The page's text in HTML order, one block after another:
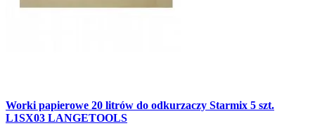
Worki papierowe 20 litrów do odkurzaczy Starmix 5 szt.
L1SX03 LANGETOOLS